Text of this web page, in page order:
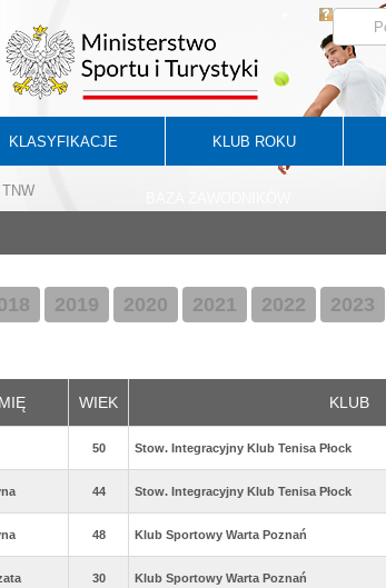
KLASYFIKACJE KLUB ROKU
2019 2020 2021 2022 2023
WIEK KLUB
50 Stow. Integracyjny Klub Tenisa Płock
44 Stow. Integracyjny Klub Tenisa Płock
48 Klub Sportowy Warta Poznań
30 Klub Sportowy Warta Poznań